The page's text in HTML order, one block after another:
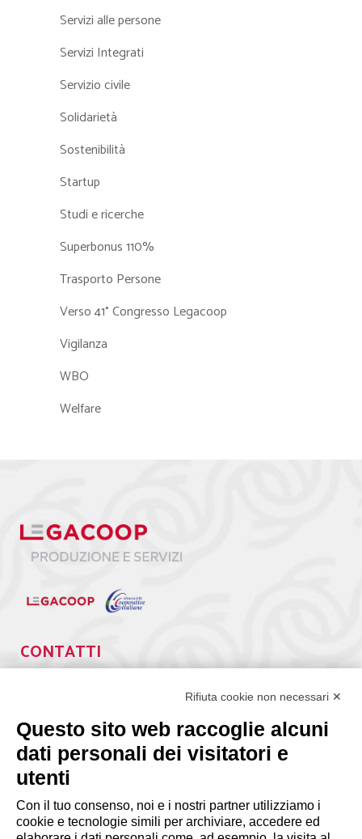
Servizi alle persone
Servizi Integrati
Servizio civile
Solidarietà
Sostenibilità
Startup
Studi e ricerche
Superbonus 110%
Trasporto Persone
Verso 41° Congresso Legacoop
Vigilanza
WBO
Welfare
CONTATTI
segreteria@lps.coop
Rifiuta cookie non necessari ✕
Questo sito web raccoglie alcuni
dati personali dei visitatori e
utenti
Con il tuo consenso, noi e i nostri partner utilizziamo i
cookie e tecnologie simili per archiviare, accedere ed